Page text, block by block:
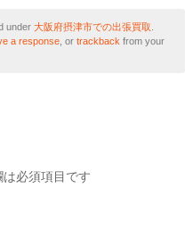
under 大阪府摂津市での出張買取
a response, or trackback from your
必須項目です